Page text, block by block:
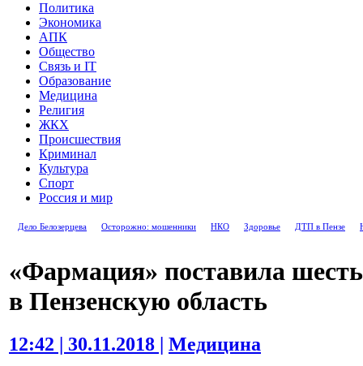
Политика
Экономика
АПК
Общество
Связь и IT
Образование
Медицина
Религия
ЖКХ
Происшествия
Криминал
Культура
Спорт
Россия и мир
Дело Белозерцева Осторожно: мошенники НКО Здоровье ДТП в Пензе
«Фармация» поставила
в Пензенскую область
12:42 | 30.11.2018 | Медицина